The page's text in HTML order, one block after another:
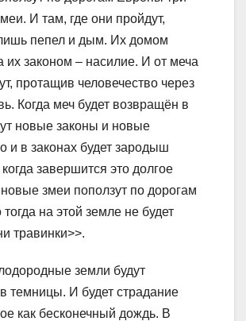
И там, где они пройдут,
пепел и дым. Их домом
их законом – насилие. И от меча
протащив человечество через
Когда меч будет возвращён в
новые законы и новые
и в законах будет зародыш
завершится это долгое
змеи поползут по дорогам
на этой земле не будет
травинки>>.
земли будут
темницы. И будет страдание
как бесконечный дождь. В